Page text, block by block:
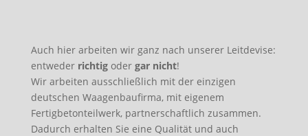
Auch hier arbeiten wir ganz nach unserer Leitdevise:
entwederrichtigoder gar nicht!
Wir arbeiten ausschließlich mit der einzigen
deutschen Waagenbaufirma, mit eigenem
Fertigbetonteilwerk, partnerschaftlich zusammen.
Dadurch erhalten Sie eine Qualität und auch